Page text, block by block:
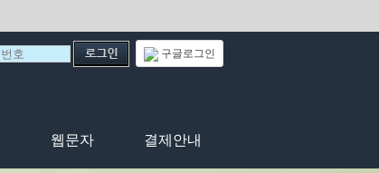
구글로그인
웹문자 결제안내